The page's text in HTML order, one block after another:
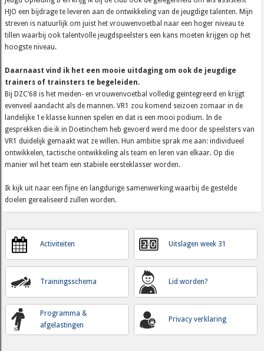
HJO een bijdrage te leveren aan de ontwikkeling van de jeugdige talenten. Mijn
streven is natuurlijk om juist het vrouwenvoetbal naar een hoger niveau te
tillen waarbij ook talentvolle jeugdspeelsters een kans moeten krijgen op het
hoogste niveau.
Daarnaast vind ik het een mooie uitdaging om ook de jeugdige
trainers of trainsters te begeleiden.
Bij DZC’68 is het meiden- en vrouwenvoetbal volledig geïntegreerd en krijgt
evenveel aandacht als de mannen. VR1 zou komend seizoen zomaar in de
landelijke 1e klasse kunnen spelen en dat is een mooi podium. In de
gesprekken die ik in Doetinchem heb gevoerd werd me door de speelsters van
VR1 duidelijk gemaakt wat ze willen. Hun ambitie sprak me aan: individueel
ontwikkelen, tactische ontwikkeling als team en leren van elkaar. Op die
manier wil het team een stabiele eersteklasser worden.
Ik kijk uit naar een fijne en langdurige samenwerking waarbij de gestelde
doelen gerealiseerd zullen worden.
Activiteiten
Trainingsschema
Programma &
afgelastingen
Uitslagen week 31
Lid worden?
Privacy verklaring